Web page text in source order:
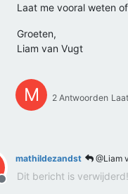
Laat me vooral weten
Groeten,
Liam van Vugt
M 2 Antwoorden
Offline
mathildezandst @Liam
Dit bericht is verwijderd!